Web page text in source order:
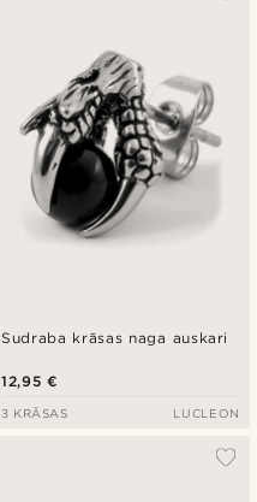
Sudraba krāsas naga auskari
12,95 €
3 KRĀSAS LUCLEON